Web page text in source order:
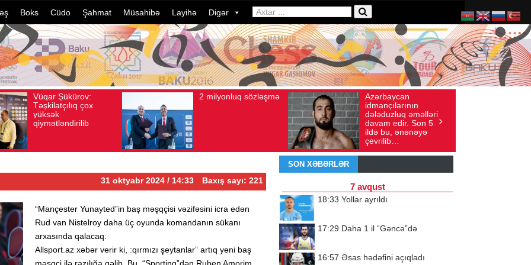
Boks Cüdo Şahmat Müsahibə Layihə Digər
2 milyonluq sözləşmə
Baxış sayı: 80
Avqust 04, 2026
Azərbaycan
idmançılarının
dələduzluq əməlləri
davam edir. Son 5
ildə bu, ənənəyə
Baxış sayı: 136
Avqust 04, 2026
Ad gününü vətənində
qeyd etməsə də,
ürəyi hər zaman
doğma yurdu ilə
döyünür
İyul 30, 2026
31 oktyabr 2024 / 14:33 Baxış sayı: 221
“Mançester Yunayted”in baş məşqçisi vəzifəsini icra edən
Rud van Nistelroy daha üç oyunda komandanın sükanı
arxasında qalacaq.
Allsport.az xəbər verir ki, :qırmızı şeytanlar” artıq yeni baş
SON XƏBƏRLƏR
7 avqust
18:33 Yollar ayrıldı
17:29 Daha 1 il “Gəncə”də
16:57 Əsas hədəfini açıqladı